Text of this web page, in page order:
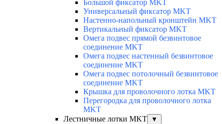
Большой фиксатор MKT
Универсальный фиксатор MKT
Настенно-напольный кронштейн MKT
Вертикальный фиксатор MKT
Омега подвес прямой безвинтовое
соединение MKT
Омега подвес настенный безвинтовое
соединение MKT
Омега подвес потолочный безвинтовое
соединение MKT
Крышка для проволочного лотка MKT
Перегородка для проволочного лотка
MKT
Лестничные лотки MKT
▼